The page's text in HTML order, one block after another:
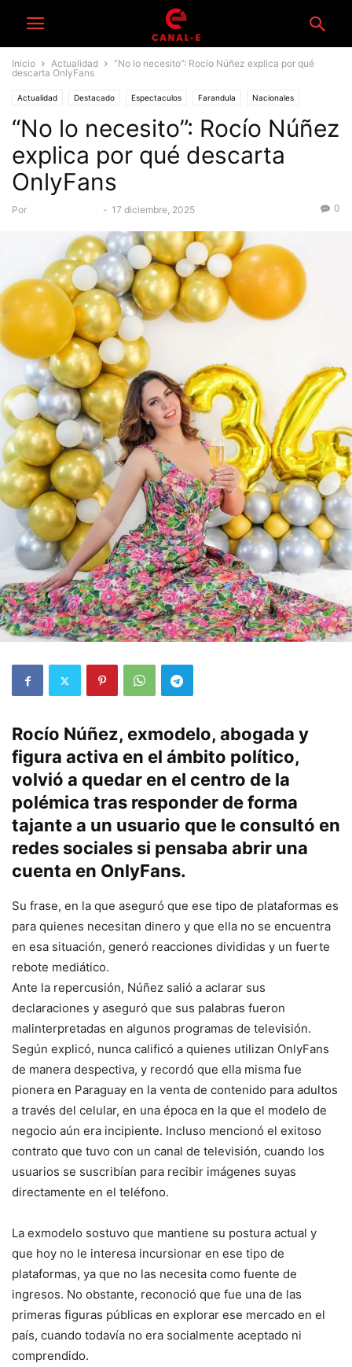
Inicio Actualidad
“No lo necesito”: Rocío Núñez explica por qué
descarta OnlyFans
Actualidad Destacado Espectaculos Farandula Nacionales
“No lo necesito”: Rocío Núñez
explica por qué descarta
OnlyFans
Por - 17 diciembre, 2025 0
Rocío Núñez, exmodelo, abogada y
figura activa en el ámbito político,
volvió a quedar en el centro de la
polémica tras responder de forma
tajante a un usuario que le consultó en
redes sociales si pensaba abrir una
cuenta en OnlyFans.
Su frase, en la que aseguró que ese tipo de plataformas es
para quienes necesitan dinero y que ella no se encuentra
en esa situación, generó reacciones divididas y un fuerte
rebote mediático.
Ante la repercusión, Núñez salió a aclarar sus
declaraciones y aseguró que sus palabras fueron
malinterpretadas en algunos programas de televisión.
Según explicó, nunca calificó a quienes utilizan OnlyFans
de manera despectiva, y recordó que ella misma fue
pionera en Paraguay en la venta de contenido para adultos
a través del celular, en una época en la que el modelo de
negocio aún era incipiente. Incluso mencionó el exitoso
contrato que tuvo con un canal de televisión, cuando los
usuarios se suscribían para recibir imágenes suyas
directamente en el teléfono.
La exmodelo sostuvo que mantiene su postura actual y
que hoy no le interesa incursionar en ese tipo de
plataformas, ya que no las necesita como fuente de
ingresos. No obstante, reconoció que fue una de las
primeras figuras públicas en explorar ese mercado en el
país, cuando todavía no era socialmente aceptado ni
comprendido.